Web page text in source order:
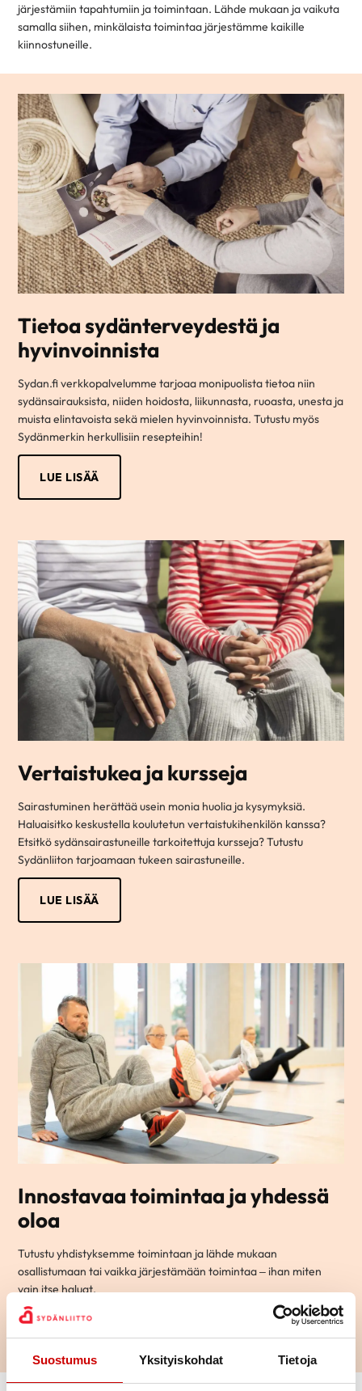
Suostumus Yksityiskohdat Tietoja
järjestämiin tapahtumiin ja toimintaan. Lähde mukaan ja vaikuta
samalla siihen, minkälaista toimintaa järjestämme kaikille
kiinnostuneille.
Tietoa sydänterveydestä ja
hyvinvoinnista
Sydan.fi verkkopalvelumme tarjoaa monipuolista tietoa niin
sydänsairauksista, niiden hoidosta, liikunnasta, ruoasta, unesta ja
muista elintavoista sekä mielen hyvinvoinnista. Tutustu myös
Sydänmerkin herkullisiin resepteihin!
LUE LISÄÄ
Vertaistukea ja kursseja
Sairastuminen herättää usein monia huolia ja kysymyksiä.
Haluaisitko keskustella koulutetun vertaistukihenkilön kanssa?
Etsitkö sydänsairastuneille tarkoitettuja kursseja? Tutustu
Sydänliiton tarjoamaan tukeen sairastuneille.
LUE LISÄÄ
Innostavaa toimintaa ja yhdessä
oloa
Tutustu yhdistyksemme toimintaan ja lähde mukaan
osallistumaan tai vaikka järjestämään toimintaa – ihan miten
vain itse haluat.